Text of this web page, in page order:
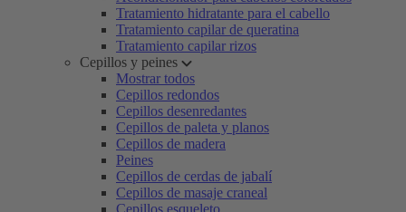
Tratamiento hidratante para el cabello
Tratamiento capilar de queratina
Tratamiento capilar rizos
Cepillos y peines
Mostrar todos
Cepillos redondos
Cepillos desenredantes
Cepillos de paleta y planos
Cepillos de madera
Peines
Cepillos de cerdas de jabalí
Cepillos de masaje craneal
Cepillos esqueleto